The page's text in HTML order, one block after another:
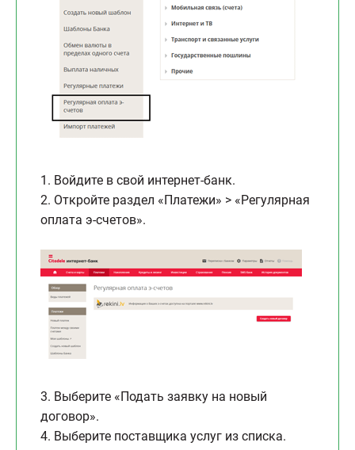
1. Войдите в свой интернет-банк.
2. Откройте раздел «Платежи» > «Регулярная
оплата э-счетов».
3. Выберите «Подать заявку на новый
договор».
4. Выберите поставщика услуг из списка.